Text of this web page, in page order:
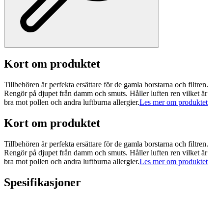
Kort om produktet
Tillbehören är perfekta ersättare för de gamla borstarna och filtren.
Rengör på djupet från damm och smuts. Håller luften ren vilket är
bra mot pollen och andra luftburna allergier.Les mer om produktet
Kort om produktet
Tillbehören är perfekta ersättare för de gamla borstarna och filtren.
Rengör på djupet från damm och smuts. Håller luften ren vilket är
bra mot pollen och andra luftburna allergier.Les mer om produktet
Spesifikasjoner